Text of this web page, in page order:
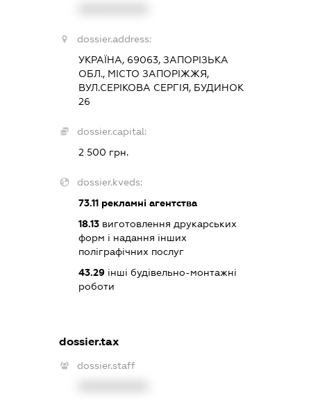
dossier.address:
УКРАЇНА, 69063, ЗАПОРІЗЬКА
ОБЛ., МІСТО ЗАПОРІЖЖЯ,
ВУЛ.СЕРІКОВА СЕРГІЯ, БУДИНОК
26
dossier.capital:
2 500 грн.
dossier.kveds:
73.11 рекламні агентства
18.13 виготовлення друкарських
форм і надання інших
поліграфічних послуг
43.29 інші будівельно-монтажні
роботи
dossier.tax
dossier.staff